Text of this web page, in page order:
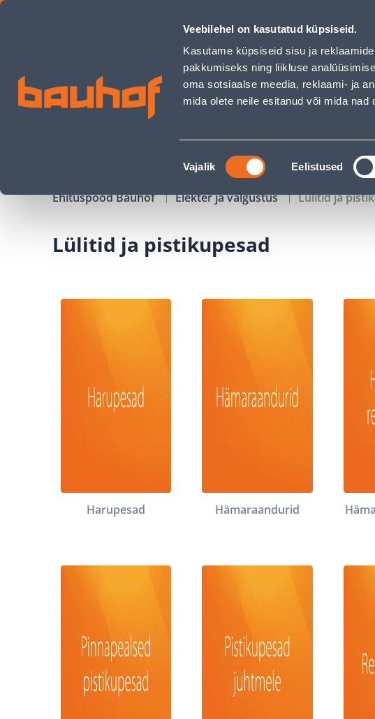
Veebilehel on kasutatud küpsiseid.
Kasutame küpsiseid sisu ja
pakkumiseks ning liikluse
oma sotsiaalse meedia, reklaami- ja
mida olete neile esitanud või mida
Nõusoleku
valik
Vajalik Eelistused
Lülitid ja pistikupesad - Bauhof has loaded
Äriklienditeenindus Klienditeenindus
KAMPAANIAD
Ehituspood Bauhof Elekter ja valgustus Lülitid ja
Lülitid ja pistikupesad
Harupesad Hämaraandurid